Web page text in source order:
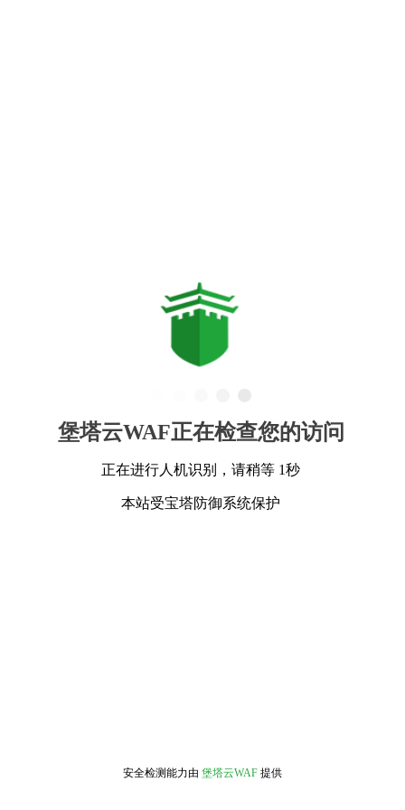
堡塔云WAF正在检查您的访问
正在进行人机识别，请稍等 1秒
本站受宝塔防御系统保护
安全检测能力由 堡塔云WAF 提供